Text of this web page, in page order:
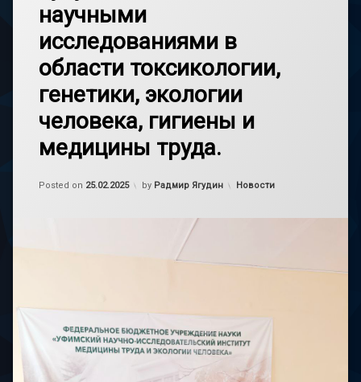
научными
исследованиями в
области токсикологии,
генетики, экологии
человека, гигиены и
медицины труда.
Posted on 25.02.2025
Обновлено на 25.02.2025
by Радмир Ягудин Категории:
Новости